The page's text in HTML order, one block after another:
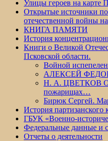
Улицы героев на карте
Открытые источники
отечественной войны
КНИГА ПАМЯТИ
История
Книги о Великой
Псковской области.
Войной
АЛЕКСЕЙ
Н. А. ЦВЕТКОВ О
пожарищах…
Бирюк Сергей.
История партизанского
ГБУК «Военно-
Федеральные данные и
Отчеты о деятельности